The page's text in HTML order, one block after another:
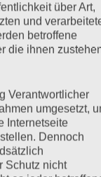
durch das
die KZ-
mehr ...
über Art,
und
betroffene
die ihnen
Verantwortlicher
umgesetzt,
Internetseite
Dennoch
Schutz nicht